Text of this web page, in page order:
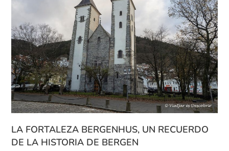
LA FORTALEZA BERGENHUS, UN RECUERDO
DE LA HISTORIA DE BERGEN